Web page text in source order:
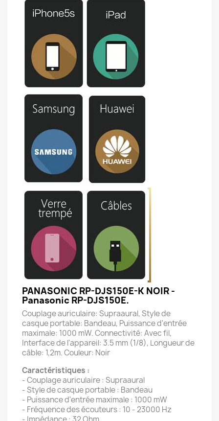
PANASONIC RP-DJS150E-K NOIR -
Panasonic RP-DJS150E.
Couplage auriculaire: Supraaural, Style de
casque portable: Bandeau, Puissance d'entrée
maximale: 1000 mW. Connectivité: Avec fil,
Interface de l'appareil: 3.5 mm (1/8), Longueur de
câble: 1,2m. Couleur: Noir
Caractéristiques :
- Couplage auriculaire : Supraaural
- Style de casque portable : Bandeau
- Puissance d'entrée maximale : 1000 mW
- Fréquence des écouteurs : 10 - 23000 Hz